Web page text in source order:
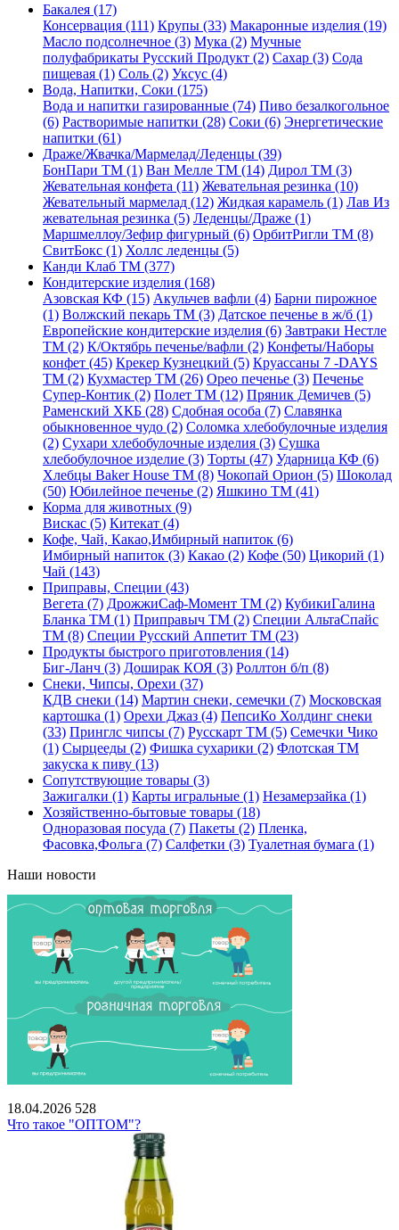
Бакалея (17)
Консервация (111) Крупы (33) Макаронные изделия (19)
Масло подсолнечное (3) Мука (2) Мучные
полуфабрикаты Русский Продукт (2) Сахар (3) Сода
пищевая (1) Соль (2) Уксус (4)
Вода, Напитки, Соки (175)
Вода и напитки газированные (74) Пиво безалкогольное
(6) Растворимые напитки (28) Соки (6) Энергетические
напитки (61)
Драже/Жвачка/Мармелад/Леденцы (39)
БонПари ТМ (1) Ван Мелле ТМ (14) Дирол ТМ (3)
Жевательная конфета (11) Жевательная резинка (10)
Жевательный мармелад (12) Жидкая карамель (1) Лав Из
жевательная резинка (5) Леденцы/Драже (1)
Маршмеллоу/Зефир фигурный (6) ОрбитРигли ТМ (8)
СвитБокс (1) Холлс леденцы (5)
Канди Клаб ТМ (377)
Кондитерские изделия (168)
Азовская КФ (15) Акульчев вафли (4) Барни пирожное
(1) Волжский пекарь ТМ (3) Датское печенье в ж/б (1)
Европейские кондитерские изделия (6) Завтраки Нестле
ТМ (2) К/Октябрь печенье/вафли (2) Конфеты/Наборы
конфет (45) Крекер Кузнецкий (5) Круассаны 7 -DAYS
ТМ (2) Кухмастер ТМ (26) Орео печенье (3) Печенье
Супер-Контик (2) Полет ТМ (12) Пряник Демичев (5)
Раменский ХКБ (28) Сдобная особа (7) Славянка
обыкновенное чудо (2) Соломка хлебобулочные изделия
(2) Сухари хлебобулочные изделия (3) Сушка
хлебобулочное изделие (3) Торты (47) Ударница КФ (6)
Хлебцы Baker House ТМ (8) Чокопай Орион (5) Шоколад
(50) Юбилейное печенье (2) Яшкино ТМ (41)
Корма для животных (9)
Вискас (5) Китекат (4)
Кофе, Чай, Какао,Имбирный напиток (6)
Имбирный напиток (3) Какао (2) Кофе (50) Цикорий (1)
Чай (143)
Приправы, Специи (43)
Вегета (7) ДрожжиСаф-Момент ТМ (2) КубикиГалина
Бланка ТМ (1) Приправыч ТМ (2) Специи АльтаСпайс
ТМ (8) Специи Русский Аппетит ТМ (23)
Продукты быстрого приготовления (14)
Биг-Ланч (3) Доширак КОЯ (3) Роллтон б/п (8)
Снеки, Чипсы, Орехи (37)
КДВ снеки (14) Мартин снеки, семечки (7) Московская
картошка (1) Орехи Джаз (4) ПепсиКо Холдинг снеки
(33) Принглс чипсы (7) Русскарт ТМ (5) Семечки Чико
(1) Сырцееды (2) Фишка сухарики (2) Флотская ТМ
закуска к пиву (13)
Сопутствующие товары (3)
Зажигалки (1) Карты игральные (1) Незамерзайка (1)
Хозяйственно-бытовые товары (18)
Одноразовая посуда (7) Пакеты (2) Пленка,
Фасовка,Фольга (7) Салфетки (3) Туалетная бумага (1)
Наши новости
18.04.2026 528
Что такое "ОПТОМ"?